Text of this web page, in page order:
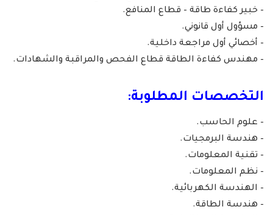
– خبير كفاءة طاقة – قطاع المنافع.
– مسؤول أول قانوني.
– أخصائي أول مراجعة داخلية.
– مهندس كفاءة الطاقة قطاع الفحص والمراقبة والشهادات.
التخصصات المطلوبة:
– علوم الحاسب.
– هندسة البرمجيات.
– تقنية المعلومات.
– نظم المعلومات.
– الهندسة الكهربائية.
– هندسة الطاقة.